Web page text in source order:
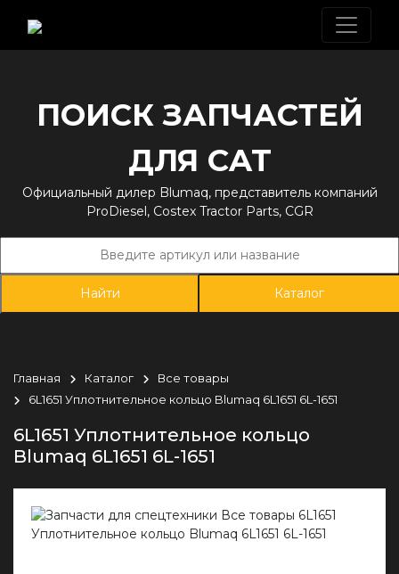
ПОИСК ЗАПЧАСТЕЙ
ДЛЯ CAT
Официальный дилер Blumaq, представитель компаний
ProDiesel, Costex Tractor Parts, CGR
Каталог
Главная Каталог
Все товары
6L1651 Уплотнительное кольцо Blumaq 6L1651 6L-1651
6L1651 Уплотнительное кольцо
Blumaq 6L1651 6L-1651